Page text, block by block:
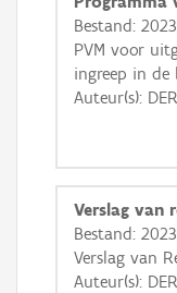
Basis Lagen
OSM-
GRB-
Bestand:
PVM voor
ingreep in de
Auteur(s):
Verslag van
Bestand:
Verslag van
Auteur(s):